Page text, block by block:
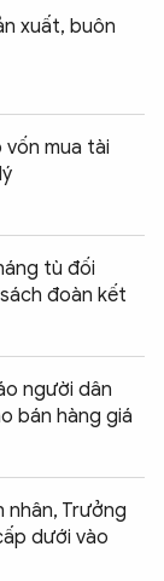
xuất, buôn
vốn mua tài
tù đối
đoàn kết
người dân
bán hàng giá
nhân, Trưởng
dưới vào